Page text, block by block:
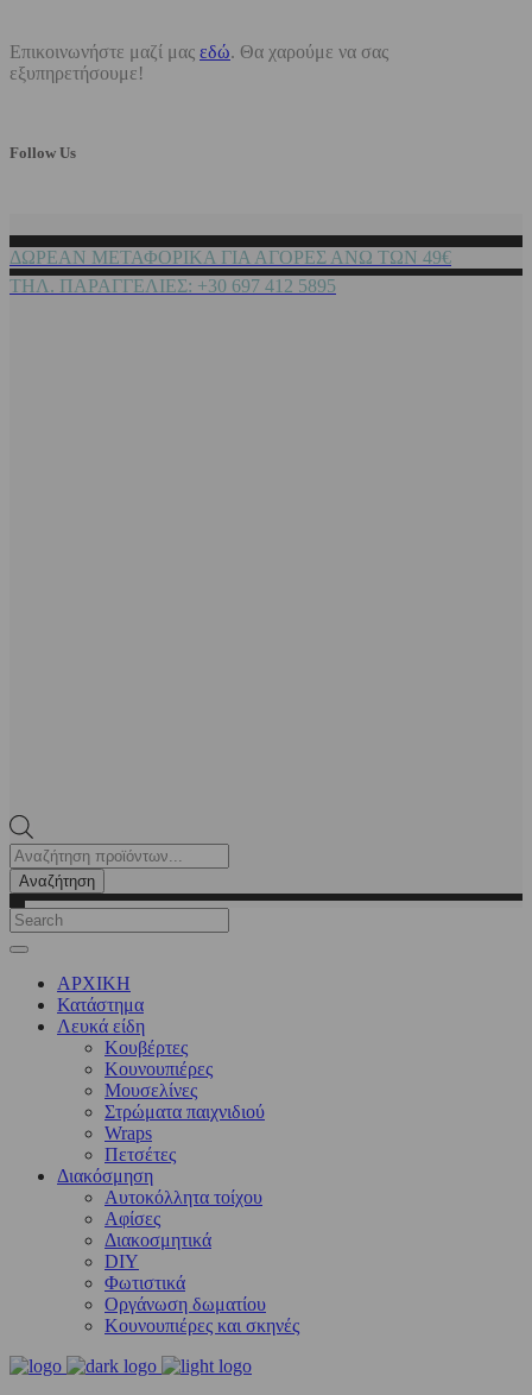
Επικοινωνήστε μαζί μας εδώ. Θα χαρούμε να σας
εξυπηρετήσουμε!
Follow Us
ΔΩΡΕΑΝ ΜΕΤΑΦΟΡΙΚΑ ΓΙΑ ΑΓΟΡΕΣ ΑΝΩ ΤΩΝ 49€
ΤΗΛ. ΠΑΡΑΓΓΕΛΙΕΣ: +30 697 412 5895
Products
search
Αναζήτηση
ΑΡΧΙΚΗ
Κατάστημα
Λευκά είδη
Kουβέρτες
Κουνουπιέρες
Μουσελίνες
Στρώματα παιχνιδιού
Wraps
Πετσέτες
Διακόσμηση
Αυτοκόλλητα τοίχου
Αφίσες
Διακοσμητικά
DIY
Φωτιστικά
Οργάνωση δωματίου
Κουνουπιέρες και σκηνές